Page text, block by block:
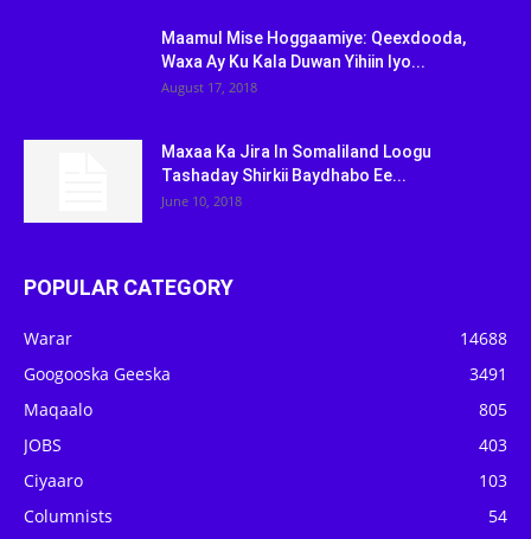
Maamul Mise Hoggaamiye: Qeexdooda,
Waxa Ay Ku Kala Duwan Yihiin Iyo...
August 17, 2018
Maxaa Ka Jira In Somaliland Loogu
Tashaday Shirkii Baydhabo Ee...
June 10, 2018
POPULAR CATEGORY
Warar
14688
Googooska Geeska
3491
Maqaalo
805
JOBS
403
Ciyaaro
103
Columnists
54